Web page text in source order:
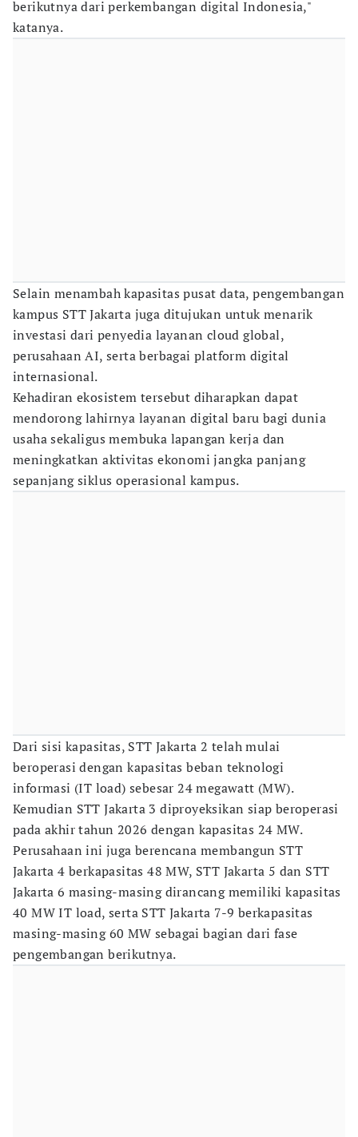
berikutnya dari perkembangan digital Indonesia,"
katanya.
Selain menambah kapasitas pusat data, pengembangan
kampus STT Jakarta juga ditujukan untuk menarik
investasi dari penyedia layanan cloud global,
perusahaan AI, serta berbagai platform digital
internasional.
Kehadiran ekosistem tersebut diharapkan dapat
mendorong lahirnya layanan digital baru bagi dunia
usaha sekaligus membuka lapangan kerja dan
meningkatkan aktivitas ekonomi jangka panjang
sepanjang siklus operasional kampus.
Dari sisi kapasitas, STT Jakarta 2 telah mulai
beroperasi dengan kapasitas beban teknologi
informasi (IT load) sebesar 24 megawatt (MW).
Kemudian STT Jakarta 3 diproyeksikan siap beroperasi
pada akhir tahun 2026 dengan kapasitas 24 MW.
Perusahaan ini juga berencana membangun STT
Jakarta 4 berkapasitas 48 MW, STT Jakarta 5 dan STT
Jakarta 6 masing-masing dirancang memiliki kapasitas
40 MW IT load, serta STT Jakarta 7-9 berkapasitas
masing-masing 60 MW sebagai bagian dari fase
pengembangan berikutnya.